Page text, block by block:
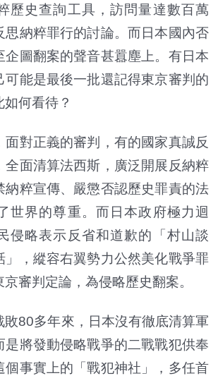
歷史查詢工具，訪問量達數百萬
思納粹罪行的討論。而日本國內否
企圖翻案的聲音甚囂塵上。有日本
可能是最後一批還記得東京審判的
如何看待？
對正義的審判，有的國家真誠反
全面清算法西斯，廣泛開展反納粹
納粹宣傳、嚴懲否認歷史罪責的法
世界的尊重。而日本政府極力迴
侵略表示反省和道歉的「村山談
」，縱容右翼勢力公然美化戰爭罪
審判定論，為侵略歷史翻案。
80多年來，日本沒有徹底清算軍
是將發動侵略戰爭的二戰戰犯供奉
個事實上的「戰犯神社」，多任首